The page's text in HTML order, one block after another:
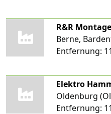
R&R
Berne,
Entfernung:
Elektro
Oldenburg
Entfernung: